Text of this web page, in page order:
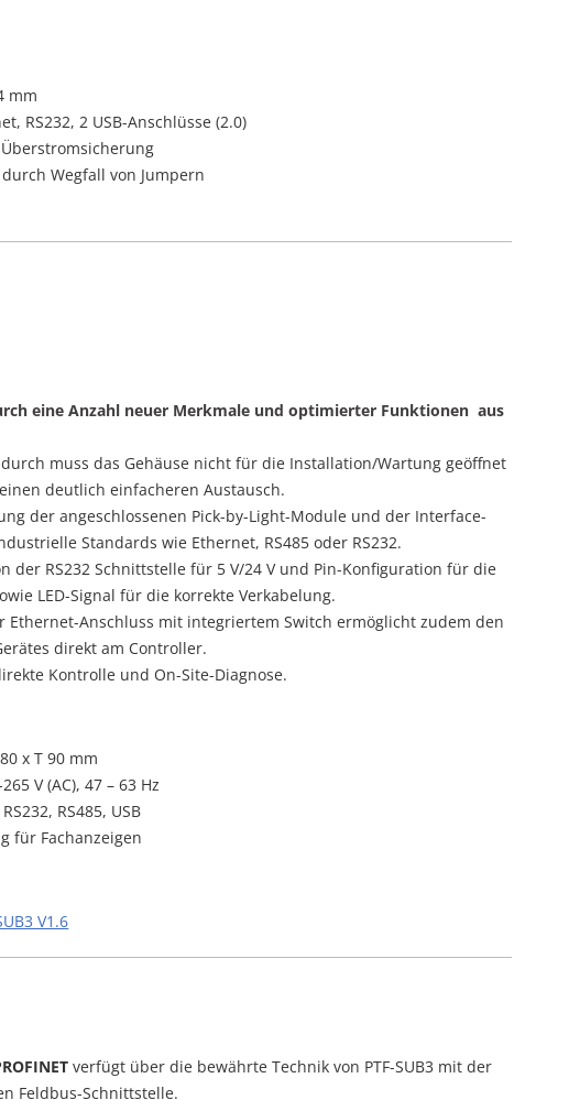
mm
RS232, 2 USB-Anschlüsse (2.0)
Wegfall von Jumpern
eine Anzahl neuer Merkmale und optimierter Funktionen aus
muss das Gehäuse nicht für die Installation/Wartung geöffnet
deutlich einfacheren Austausch.
der angeschlossenen Pick-by-Light-Module und der Interface-
Standards wie Ethernet, RS485 oder RS232.
der RS232 Schnittstelle für 5 V/24 V und Pin-Konfiguration für die
LED-Signal für die korrekte Verkabelung.
Ethernet-Anschluss mit integriertem Switch ermöglicht zudem den
direkt am Controller.
Kontrolle und On-Site-Diagnose.
x T 90 mm
V (AC), 47 – 63 Hz
RS485, USB
für Fachanzeigen
V1.6
verfügt über die bewährte Technik von PTF-SUB3 mit der
Feldbus-Schnittstelle.